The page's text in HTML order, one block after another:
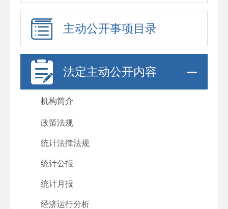
主动公开事项目录
法定主动公开内容
机构简介
政策法规
统计法律法规
统计公报
统计月报
经济运行分析